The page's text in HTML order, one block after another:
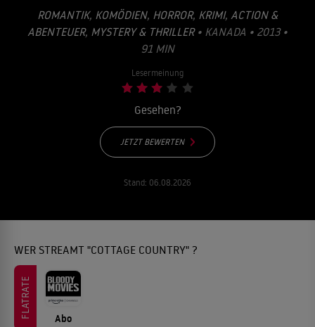
ROMANTIK, KOMÖDIEN, HORROR, KRIMI, ACTION &
ABENTEUER, MYSTERY & THRILLER• KANADA • 2013 •
91 MIN
Lesermeinung
Gesehen?
JETZT BEWERTEN
Stand: 06.08.2026
WER STREAMT "COTTAGE COUNTRY" ?
FLATRATE Abo